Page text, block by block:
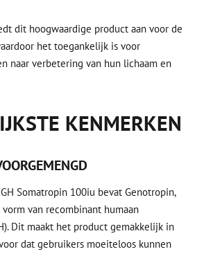
dit hoogwaardige product aan voor de
het toegankelijk is voor
naar verbetering van hun lichaam en
KENMERKEN
Somatropin 100iu bevat Genotropin,
van recombinant humaan
Dit maakt het product gemakkelijk in
dat gebruikers moeiteloos kunnen